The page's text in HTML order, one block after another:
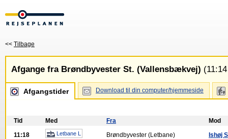
<< Tilbage
Afgange fra Brøndbyvester St. (Vallensbækvej)
Afgangstider Download til din computer/hjemmeside
Tid Med Fra
Mod
11:18
Letbane L Brøndbyvester (Letbane) Ishøj